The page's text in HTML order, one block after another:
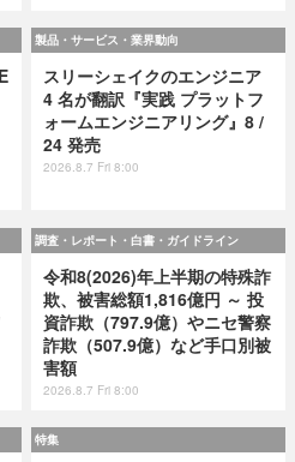
製品・サービス・業界動向
スリーシェイクのエンジニア
4 名が翻訳『実践 プラットフ
ォームエンジニアリング』8 /
24 発売
2026.8.7 Fri 8:00
調査・レポート・白書・ガイドライン
令和8(2026)年上半期の特殊詐
欺、被害総額1,816億円 ～ 投
資詐欺（797.9億）やニセ警察
詐欺（507.9億）など手口別被
害額
2026.8.7 Fri 8:00
特集